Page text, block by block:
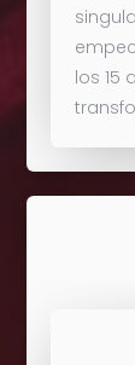
los 15